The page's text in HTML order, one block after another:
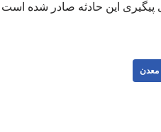
این حادثه صادر شده
معدن